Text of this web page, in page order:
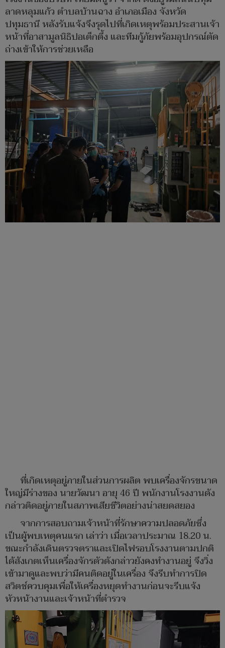
ลาดหลุมแก้ว ตำบลบ้านฉาง อำเภอเมือง จังหวัด
ปทุมธานี หลังรับแจ้งจึงรุดไปที่เกิดเหตุพร้อมประสานเจ้า
หน้าที่อาสามูลนิธิปอเต็กตึ้ง และทีมกู้ภัยพร้อมอุปกรณ์ตัด
ถ่างเข้าให้การช่วยเหลือ
ที่เกิดเหตุอยู่ภายในส่วนการผลิต พบเครื่องจักรขนาด
ใหญ่มีร่างของ นายวัฒนา อายุ 46 ปี พนักงานโรงงานดัง
กล่าวติดอยู่ภายในสภาพเสียชีวิตอย่างน่าสยดสยอง
จากการสอบถามเจ้าหน้าที่รักษาความปลอดภัยซึ่ง
เป็นผู้พบเหตุคนแรก เล่าว่า เมื่อเวลาประมาณ 18.20 น.
ขณะกำลังเดินตรวจตราและเปิดไฟรอบโรงงานตามปกติ
ได้สังเกตเห็นเครื่องจักรตัวดังกล่าวยังคงทำงานอยู่ จึงวิ่ง
เข้ามาดูและพบว่ามีคนติดอยู่ในเครื่อง จึงรีบทำการปิด
สวิตช์ควบคุมเพื่อให้เครื่องหยุดทำงานก่อนจะรีบแจ้ง
หัวหน้างานและเจ้าหน้าที่ตำรวจ